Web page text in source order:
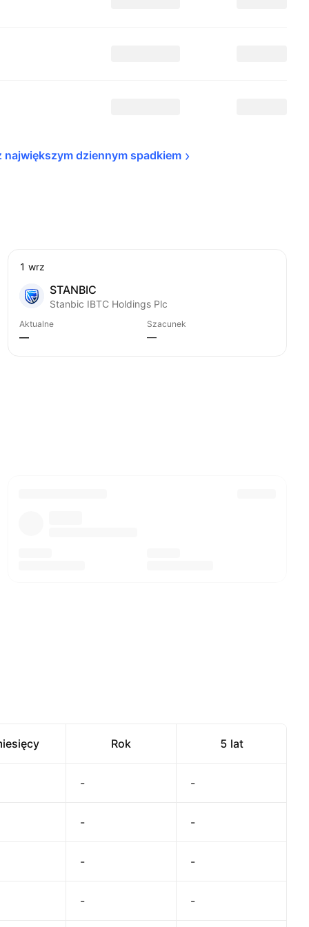
największym dziennym spadkiem
1 wrz
STANBIC
Stanbic IBTC Holdings Plc
Aktualne
—
Szacunek
—
Rok 5 lat
- -
- -
- -
- -